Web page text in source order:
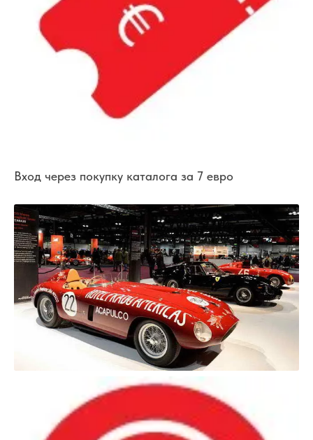
Вход через покупку каталога за 7 евро